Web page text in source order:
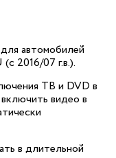
автомобилей
2016/07 г.в.).
ТВ и DVD в
видео в
в длительной